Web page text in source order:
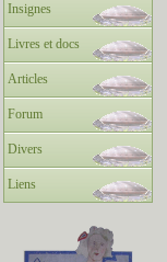
Insignes
Livres et docs
Articles
Forum
Divers
Liens